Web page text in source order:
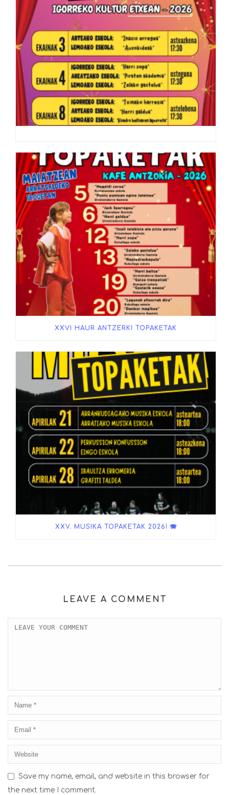
XXVI HAUR ANTZERKI TOPAKETAK
XXV. MUSIKA TOPAKETAK 2026! 🪗
LEAVE A COMMENT
Save my name, email, and website in this browser for
the next time I comment.